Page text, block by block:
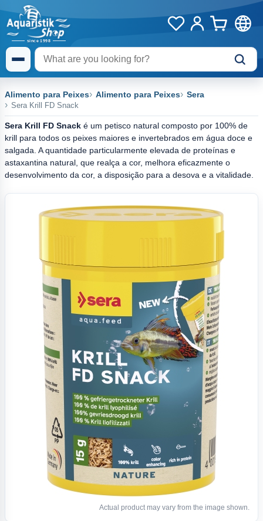
Alimento para Peixes Alimento para Peixes Sera
Sera Krill FD Snack
Sera Krill FD Snack é um petisco natural composto por 100% de
krill para todos os peixes maiores e invertebrados em água doce e
salgada. A quantidade particularmente elevada de proteínas e
astaxantina natural, que realça a cor, melhora eficazmente o
desenvolvimento da cor, a disposição para a desova e a vitalidade.
Actual product may vary from the image shown.